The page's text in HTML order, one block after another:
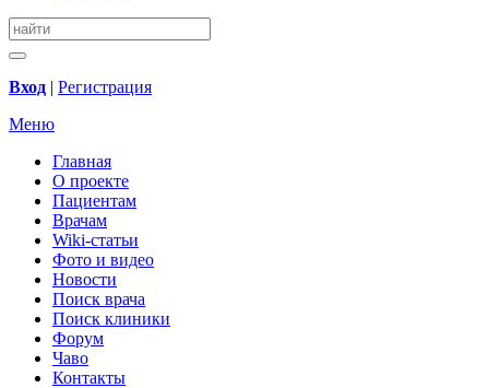
Вход | Регистрация
Меню
Главная
О проекте
Пациентам
Врачам
Wiki-статьи
Фото и видео
Новости
Поиск врача
Поиск клиники
Форум
Чаво
Контакты